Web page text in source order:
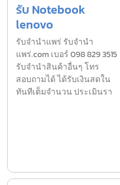
รับ Notebook
lenovo
รับจํานำแพร่ รับจํานํา
แพร่.com เบอร์ 098 829 3515
รับจำนำสินค้าอื่นๆ โทร
สอบถามได้ ได้รับเงินสดใน
ทันทีเต็มจำนวน ประเมินรา